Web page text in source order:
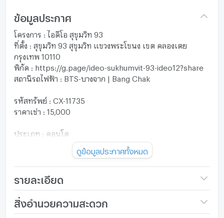
ข้อมูลประกาศ
โครงการ : ไอดีโอ สุขุมวิท 93
ที่ตั้ง : สุขุมวิท 93 สุขุมวิท แขวงพระโขนง เขต คลองเตย
กรุงเทพ 10110
พิกัด : https://g.page/ideo-sukhumvit-93-ideo12?share
สถานีรถไฟฟ้า : BTS-บางจาก | Bang Chak
รหัสทรัพย์ : CX-11735
ราคาเช่า : 15,000
ประเภท : คอนโด
จำนวนชั้น : 38 ชั้น
พื้นที่ใช้สอย : 26.5 ตร.ม.
ห้องนอน : Studio
ห้องน้ำ : 1 ห้อง
ที่จอดรถ : 0
ทิศ : 0
ดูข้อมูลประกาศทั้งหมด
รายละเอียด
ชื่อโครงการ IDEO Sukhumvit 93
สิ่งอำนวยความสะดวก